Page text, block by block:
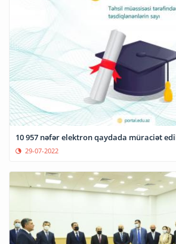
10 957 nəfər elektron qaydada müraciət
29-07-2022